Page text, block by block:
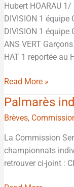
Hubert HOARAU
DIVISION 1
DIVISION 1
ANS VERT
HAT 1 reportée au
Read More »
Palmarès
Brèves,
La Commission
championnats
retrouver ci-joint :
Palmarès
individuel
ans
et
plus